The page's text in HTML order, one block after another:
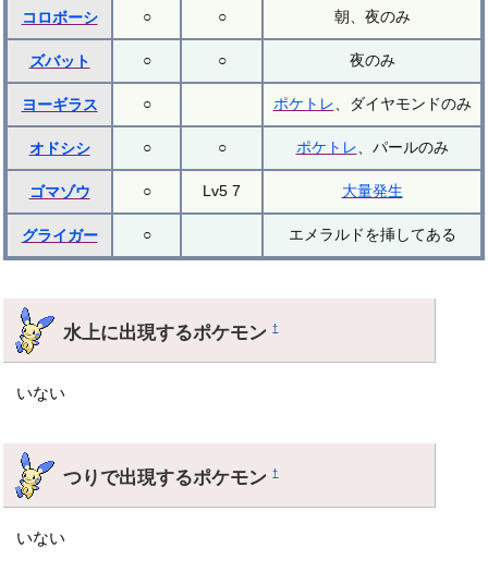
コロボーシ ○ ○ 朝、夜のみ
ズバット ○ ○ 夜のみ
ヨーギラス ○ ポケトレ、ダイヤモンドのみ
オドシシ ○ ○ ポケトレ、パールのみ
ゴマゾウ ○ Lv5 7 大量発生
グライガー ○ エメラルドを挿してある
水上に出現するポケモン†
いない
つりで出現するポケモン†
いない